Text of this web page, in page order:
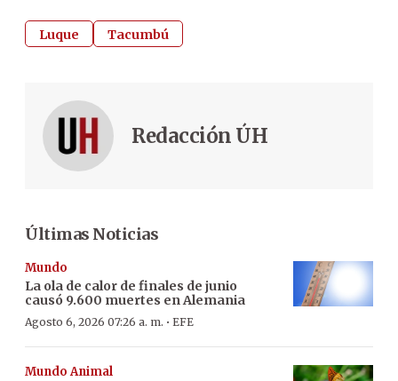
Luque Tacumbú
Redacción ÚH
Últimas Noticias
Mundo
La ola de calor de finales de junio
causó 9.600 muertes en Alemania
Agosto 6, 2026 07:26 a. m. · EFE
Mundo Animal